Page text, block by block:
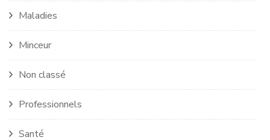
Maladies
Minceur
Non classé
Professionnels
Santé